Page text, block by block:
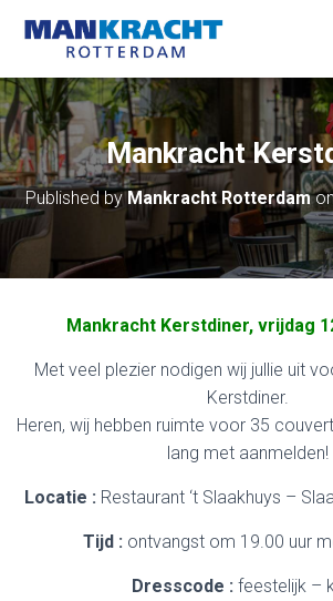
Mankracht
Published byMankracht Rotterdam
Mankracht Kerstdiner, vrijdag
Met veel plezier nodigen wij jullie uit
Kerstdiner.
Heren, wij hebben ruimte voor 35
lang met aanmelden!
Locatie : Restaurant ‘t Slaakhuys –
Tijd : ontvangst om 19.00 uur
Dresscode : feestelijk –